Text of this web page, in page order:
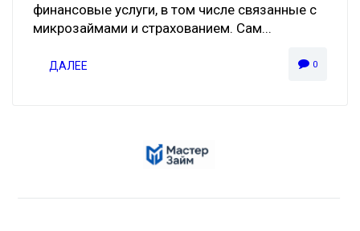
финансовые услуги, в том числе связанные с
микрозаймами и страхованием. Сам...
ДАЛЕЕ 0